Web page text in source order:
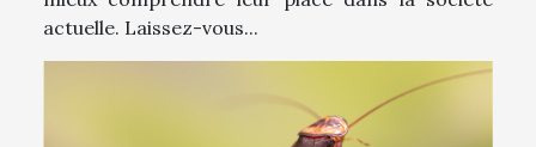
actuelle. Laissez-vous...